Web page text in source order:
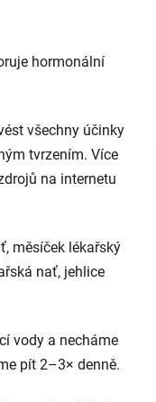
hormonální
všechny účinky
tvrzením. Více
na internetu
měsíček lékařský
nať, jehlice
vody a necháme
pít 2–3× denně.